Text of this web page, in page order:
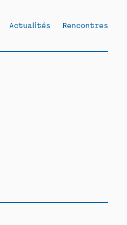
Actualités Rencontres